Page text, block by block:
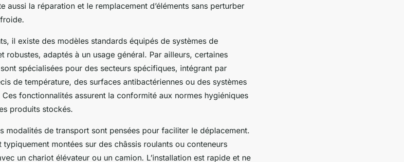
aussi la réparation et le remplacement d’éléments sans perturber
il existe des modèles standards équipés de systèmes de
robustes, adaptés à un usage général. Par ailleurs, certaines
spécialisées pour des secteurs spécifiques, intégrant par
de température, des surfaces antibactériennes ou des systèmes
fonctionnalités assurent la conformité aux normes hygiéniques
produits stockés.
modalités de transport sont pensées pour faciliter le déplacement.
montées sur des châssis roulants ou conteneurs
un chariot élévateur ou un camion. L’installation est rapide et ne